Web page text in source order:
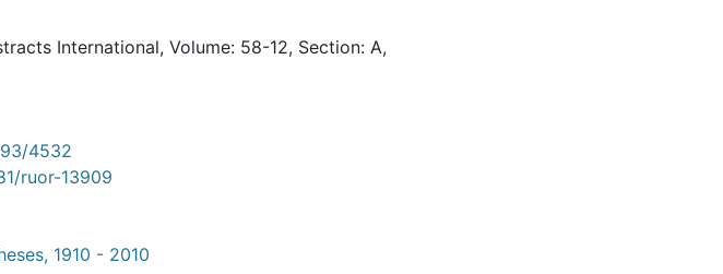
International, Volume: 58-12, Section: A,
4532
ruor-13909
1910 - 2010